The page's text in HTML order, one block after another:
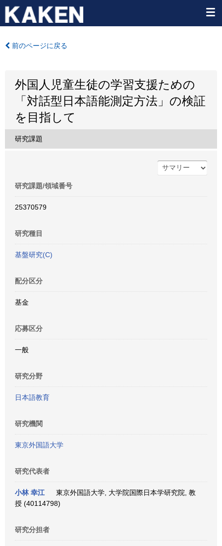
前のページに戻る
外国人児童生徒の学習支援ための
「対話型日本語能測定方法」の検証
を目指して
研究課題
研究課題/領域番号
25370579
研究種目
基盤研究(C)
配分区分
基金
応募区分
一般
研究分野
日本語教育
研究機関
東京外国語大学
研究代表者
小林 幸江
東京外国語大学, 大学院国際日本学研究院, 教
授 (40114798)
研究分担者